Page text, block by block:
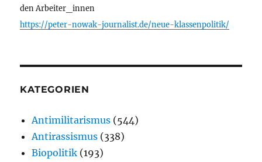
den Arbeiter_innen
https://peter-nowak-journalist.de/neue-klassenpolitik/
KATEGORIEN
Antimilitarismus (544)
Antirassismus (338)
Biopolitik (193)